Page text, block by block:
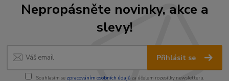
Nepropásněte novinky, akce a
slevy!
Přihlásit se
Souhlasím se zpracováním osobních údajůza účelem rozesílky newsletteru.